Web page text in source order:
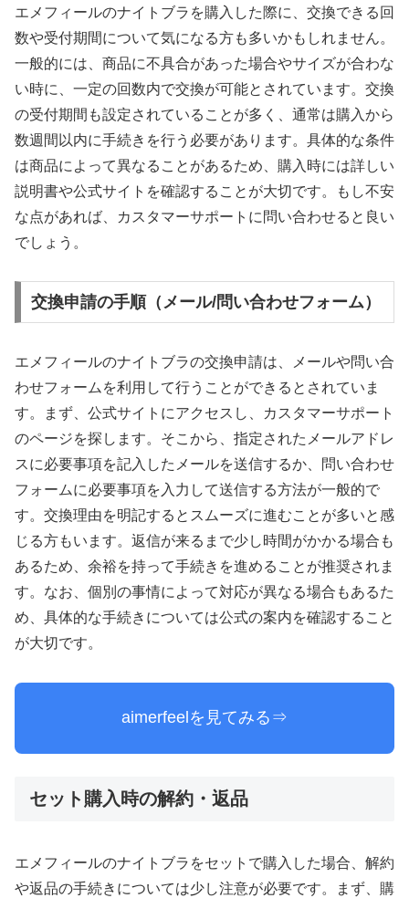
エメフィールのナイトブラを購入した際に、交換できる回
数や受付期間について気になる方も多いかもしれません。
一般的には、商品に不具合があった場合やサイズが合わな
い時に、一定の回数内で交換が可能とされています。交換
の受付期間も設定されていることが多く、通常は購入から
数週間以内に手続きを行う必要があります。具体的な条件
は商品によって異なることがあるため、購入時には詳しい
説明書や公式サイトを確認することが大切です。もし不安
な点があれば、カスタマーサポートに問い合わせると良い
でしょう。
交換申請の手順（メール/問い合わせフォーム）
エメフィールのナイトブラの交換申請は、メールや問い合
わせフォームを利用して行うことができるとされていま
す。まず、公式サイトにアクセスし、カスタマーサポート
のページを探します。そこから、指定されたメールアドレ
スに必要事項を記入したメールを送信するか、問い合わせ
フォームに必要事項を入力して送信する方法が一般的で
す。交換理由を明記するとスムーズに進むことが多いと感
じる方もいます。返信が来るまで少し時間がかかる場合も
あるため、余裕を持って手続きを進めることが推奨されま
す。なお、個別の事情によって対応が異なる場合もあるた
め、具体的な手続きについては公式の案内を確認すること
が大切です。
aimerfeelを見てみる⇒
セット購入時の解約・返品
エメフィールのナイトブラをセットで購入した場合、解約
や返品の手続きについては少し注意が必要です。まず、購